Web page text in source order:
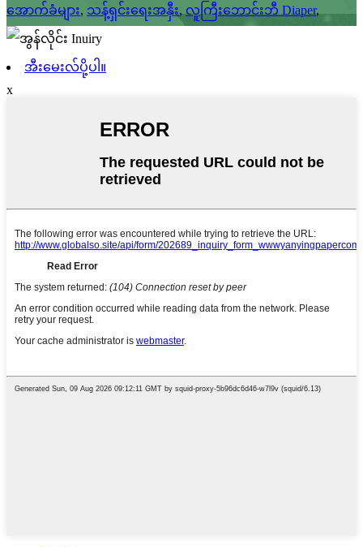
အောက်ခံများ, သန့်ရှင်းရေးအနှီး, လူကြီးဘောင်းဘီ Diaper,
အီးမေးလ်ပို့ပါ။
x